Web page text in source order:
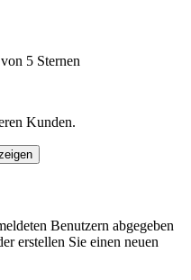
5 Sternen
Kunden.
Benutzern abgegeben
erstellen Sie einen neuen